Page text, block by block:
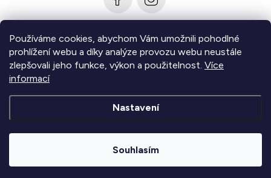
Používáme cookies, abychom Vám umožnili pohodlné
prohlížení webu a díky analýze provozu webu neustále
zlepšovali jeho funkce, výkon a použitelnost. Více
informací
Nastavení
Souhlasím
Informace pro vás
Zjistěte více
vyhrazena.Upravit nastavení cookies